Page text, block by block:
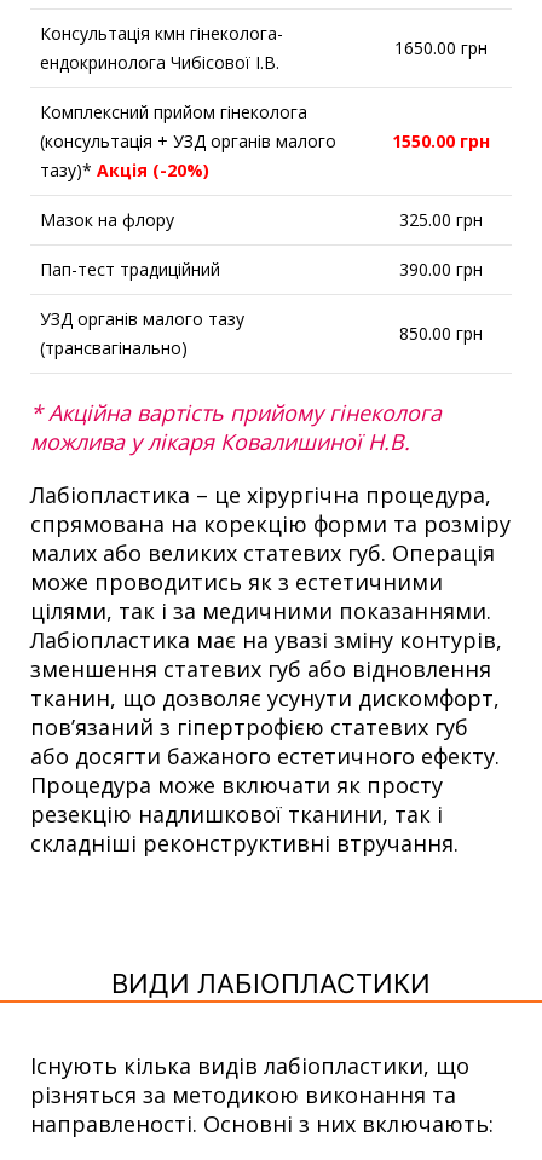
Консультація кмн гінеколога-
ендокринолога Чибісової І.В.
1650.00 грн
Комплексний прийом гінеколога
(консультація + УЗД органів малого
тазу)* Акція (-20%)
1550.00 грн
Мазок на флору 325.00 грн
Пап-тест традиційний 390.00 грн
УЗД органів малого тазу
(трансвагінально)
850.00 грн
* Акційна вартість прийому гінеколога
можлива у лікаря Ковалишиної Н.В.
Лабіопластика – це хірургічна процедура,
спрямована на корекцію форми та розміру
малих або великих статевих губ. Операція
може проводитись як з естетичними
цілями, так і за медичними показаннями.
Лабіопластика має на увазі зміну контурів,
зменшення статевих губ або відновлення
тканин, що дозволяє усунути дискомфорт,
пов’язаний з гіпертрофією статевих губ
або досягти бажаного естетичного ефекту.
Процедура може включати як просту
резекцію надлишкової тканини, так і
складніші реконструктивні втручання.
ВИДИ ЛАБІОПЛАСТИКИ
Існують кілька видів лабіопластики, що
різняться за методикою виконання та
направленості. Основні з них включають: